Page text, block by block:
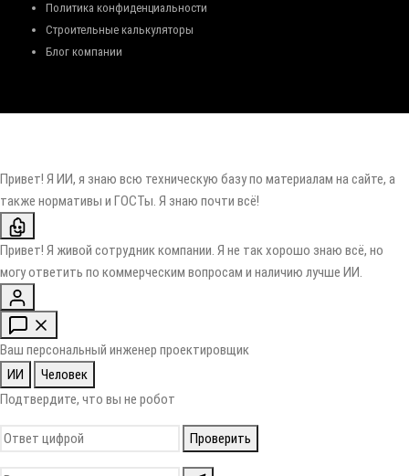
Политика конфиденциальности
Строительные калькуляторы
Блог компании
Привет! Я ИИ, я знаю всю техническую базу по материалам на сайте, а
также нормативы и ГОСТы. Я знаю почти всё!
Привет! Я живой сотрудник компании. Я не так хорошо знаю всё, но
могу ответить по коммерческим вопросам и наличию лучше ИИ.
Ваш персональный инженер проектировщик
ИИ
Человек
Подтвердите, что вы не робот
Проверить